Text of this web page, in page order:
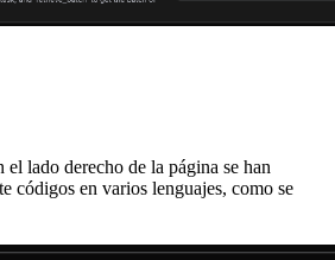
el lado derecho de la página se han
códigos en varios lenguajes, como se